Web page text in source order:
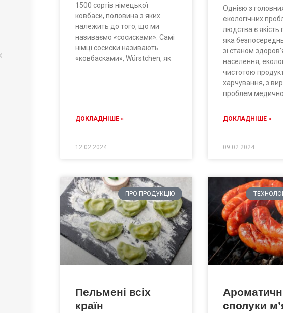
1500 сортів німецької
ковбаси, половина з яких
належить до того, що ми
називаємо «сосисками». Самі
німці сосиски називають
«ковбасками», Würstchen, як
ДОКЛАДНІШЕ »
12.02.2024
Однією з
екологічних
людства є якість
яка
зі станом
населення,
чистотою
харчування, з
проблем
ДОКЛАДНІШЕ »
09.02.2024
ПРО ПРОДУКЦІЮ
Пельмені всіх
країн
сполуки